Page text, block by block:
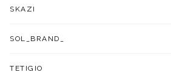
SKAZI
SOL_BRAND_
TETIGIO